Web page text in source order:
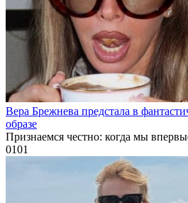
Вера Брежнева предстала в
образе
Признаемся честно: когда мы
0101